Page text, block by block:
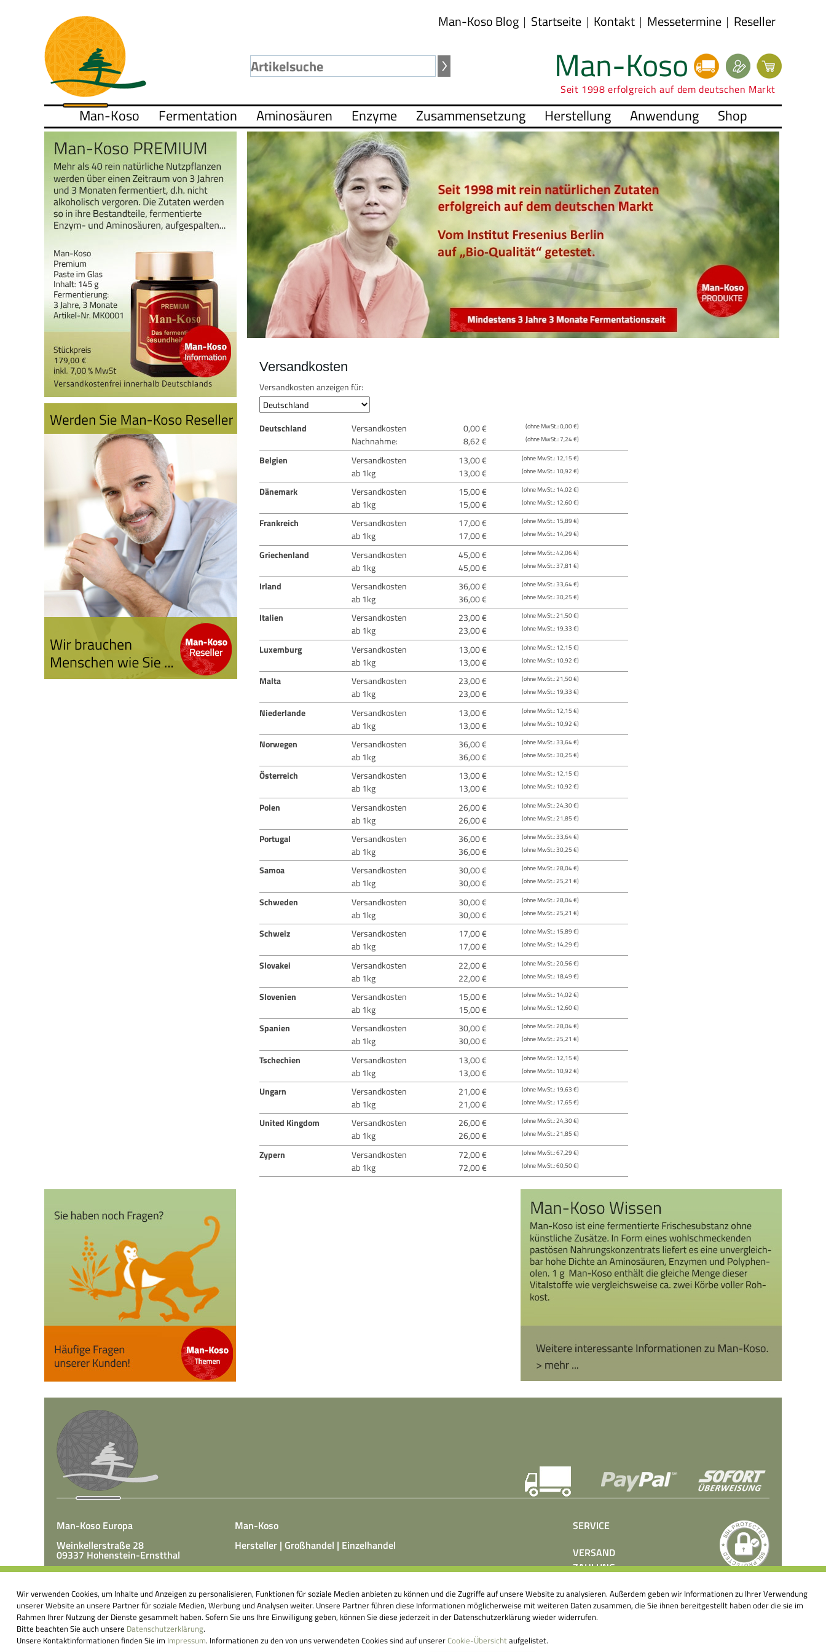
Man-Koso Blog Startseite Kontakt Messetermine Reseller
Man-Koso
Seit 1998 erfolgreich auf dem deutschen Markt
Man-Koso Fermentation Aminosäuren Enzyme Zusammensetzung Herstellung Anwendung Shop
Versandkosten
Versandkosten anzeigen für:
Deutschland Versandkosten 0,00 € (ohne MwSt.: 0,00 €)
Nachnahme: 8,62 € (ohne MwSt.: 7,24 €)
Belgien Versandkosten 13,00 € (ohne MwSt.: 12,15 €)
ab 1kg 13,00 € (ohne MwSt.: 10,92 €)
Dänemark Versandkosten 15,00 € (ohne MwSt.: 14,02 €)
ab 1kg 15,00 € (ohne MwSt.: 12,60 €)
Frankreich Versandkosten 17,00 € (ohne MwSt.: 15,89 €)
ab 1kg 17,00 € (ohne MwSt.: 14,29 €)
Griechenland Versandkosten 45,00 € (ohne MwSt.: 42,06 €)
ab 1kg 45,00 € (ohne MwSt.: 37,81 €)
Irland Versandkosten 36,00 € (ohne MwSt.: 33,64 €)
ab 1kg 36,00 € (ohne MwSt.: 30,25 €)
Italien Versandkosten 23,00 € (ohne MwSt.: 21,50 €)
ab 1kg 23,00 € (ohne MwSt.: 19,33 €)
Luxemburg Versandkosten 13,00 € (ohne MwSt.: 12,15 €)
ab 1kg 13,00 € (ohne MwSt.: 10,92 €)
Malta Versandkosten 23,00 € (ohne MwSt.: 21,50 €)
ab 1kg 23,00 € (ohne MwSt.: 19,33 €)
Niederlande Versandkosten 13,00 € (ohne MwSt.: 12,15 €)
ab 1kg 13,00 € (ohne MwSt.: 10,92 €)
Norwegen Versandkosten 36,00 € (ohne MwSt.: 33,64 €)
ab 1kg 36,00 € (ohne MwSt.: 30,25 €)
Österreich Versandkosten 13,00 € (ohne MwSt.: 12,15 €)
ab 1kg 13,00 € (ohne MwSt.: 10,92 €)
Polen Versandkosten 26,00 € (ohne MwSt.: 24,30 €)
ab 1kg 26,00 € (ohne MwSt.: 21,85 €)
Portugal Versandkosten 36,00 € (ohne MwSt.: 33,64 €)
ab 1kg 36,00 € (ohne MwSt.: 30,25 €)
Samoa Versandkosten 30,00 € (ohne MwSt.: 28,04 €)
ab 1kg 30,00 € (ohne MwSt.: 25,21 €)
Schweden Versandkosten 30,00 € (ohne MwSt.: 28,04 €)
ab 1kg 30,00 € (ohne MwSt.: 25,21 €)
Schweiz Versandkosten 17,00 € (ohne MwSt.: 15,89 €)
ab 1kg 17,00 € (ohne MwSt.: 14,29 €)
Slovakei Versandkosten 22,00 € (ohne MwSt.: 20,56 €)
ab 1kg 22,00 € (ohne MwSt.: 18,49 €)
Slovenien Versandkosten 15,00 € (ohne MwSt.: 14,02 €)
ab 1kg 15,00 € (ohne MwSt.: 12,60 €)
Spanien Versandkosten 30,00 € (ohne MwSt.: 28,04 €)
ab 1kg 30,00 € (ohne MwSt.: 25,21 €)
Tschechien Versandkosten 13,00 € (ohne MwSt.: 12,15 €)
ab 1kg 13,00 € (ohne MwSt.: 10,92 €)
Ungarn Versandkosten 21,00 € (ohne MwSt.: 19,63 €)
ab 1kg 21,00 € (ohne MwSt.: 17,65 €)
United Kingdom Versandkosten 26,00 € (ohne MwSt.: 24,30 €)
ab 1kg 26,00 € (ohne MwSt.: 21,85 €)
Zypern Versandkosten 72,00 € (ohne MwSt.: 67,29 €)
ab 1kg 72,00 € (ohne MwSt.: 60,50 €)
Man-Koso Europa
Weinkellerstraße 28
09337 Hohenstein-Ernstthal
Tel.: +49(0)3723 65 89 50
E-Mail:info@mk-europa.de
Man-Koso
Hersteller | Großhandel | Einzelhandel
unter Zusatz von Hefepilzen, Milchsäurebakterien in klimatisierten
Produktionshallen äußerst aufwendig hergestellt wird. Fermentierte
Nahrungsmittel können einen großen Beitrag dazu leisten, unser
körpereigenes Abwehrsystem anzuregen.
SERVICE
VERSAND
ZAHLUNG
PRESSE
KONTAKT
Wir verwenden Cookies, um Inhalte und Anzeigen zu personalisieren, Funktionen für soziale Medien anbieten zu können und die Zugriffe auf unsere Website zu analysieren. Außerdem geben wir Informationen zu Ihrer Verwendung
unserer Website an unsere Partner für soziale Medien, Werbung und Analysen weiter. Unsere Partner führen diese Informationen möglicherweise mit weiteren Daten zusammen, die Sie ihnen bereitgestellt haben oder die sie im
Rahmen Ihrer Nutzung der Dienste gesammelt haben. Sofern Sie uns Ihre Einwilligung geben, können Sie diese jederzeit in der Datenschutzerklärung wieder widerrufen.
Bitte beachten Sie auch unsere Datenschutzerklärung.
Unsere Kontaktinformationen finden Sie im Impressum. Informationen zu den von uns verwendeten Cookies sind auf unsererCookie-Übersichtaufgelistet.